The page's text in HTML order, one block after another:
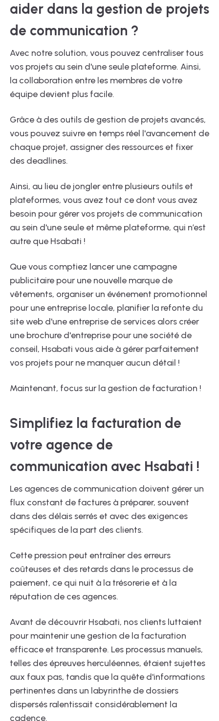
aider dans la gestion de projets
de communication ?
Avec notre solution, vous pouvez centraliser tous
vos projets au sein d'une seule plateforme. Ainsi,
la collaboration entre les membres de votre
équipe devient plus facile.
Grâce à des outils de gestion de projets avancés,
vous pouvez suivre en temps réel l'avancement de
chaque projet, assigner des ressources et fixer
des deadlines.
Ainsi, au lieu de jongler entre plusieurs outils et
plateformes, vous avez tout ce dont vous avez
besoin pour gérer vos projets de communication
au sein d'une seule et même plateforme, qui n’est
autre que Hsabati !
Que vous comptiez lancer une campagne
publicitaire pour une nouvelle marque de
vêtements, organiser un événement promotionnel
pour une entreprise locale, planifier la refonte du
site web d'une entreprise de services alors créer
une brochure d'entreprise pour une société de
conseil, Hsabati vous aide à gérer parfaitement
vos projets pour ne manquer aucun détail !
Maintenant, focus sur la gestion de facturation !
Simplifiez la facturation de
votre agence de
communication avec Hsabati !
Les agences de communication doivent gérer un
flux constant de factures à préparer, souvent
dans des délais serrés et avec des exigences
spécifiques de la part des clients.
Cette pression peut entraîner des erreurs
coûteuses et des retards dans le processus de
paiement, ce qui nuit à la trésorerie et à la
réputation de ces agences.
Avant de découvrir Hsabati, nos clients luttaient
pour maintenir une gestion de la facturation
efficace et transparente. Les processus manuels,
telles des épreuves herculéennes, étaient sujettes
aux faux pas, tandis que la quête d'informations
pertinentes dans un labyrinthe de dossiers
dispersés ralentissait considérablement la
cadence.